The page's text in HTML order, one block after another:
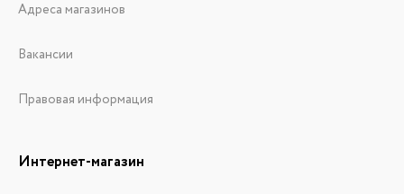
Адреса магазинов
Вакансии
Правовая информация
Интернет-магазин